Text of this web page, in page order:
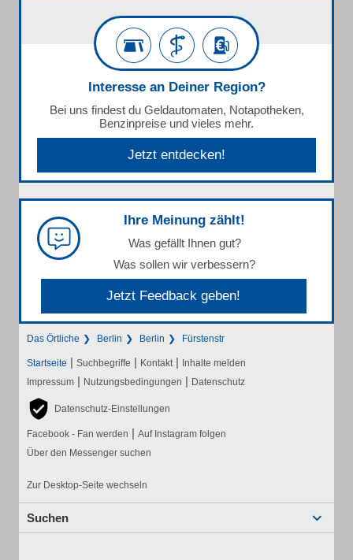
Interesse an Deiner Region?
Bei uns findest du Geldautomaten, Notapotheken,
Benzinpreise und vieles mehr.
Jetzt entdecken!
Ihre Meinung zählt!
Was gefällt Ihnen gut?
Was sollen wir verbessern?
Jetzt Feedback geben!
Das Örtliche Berlin Berlin Fürstenstr
Startseite | Suchbegriffe | Kontakt | Inhalte melden
Impressum | Nutzungsbedingungen | Datenschutz
Datenschutz-Einstellungen
Facebook - Fan werden | Auf Instagram folgen
Über den Messenger suchen
Zur Desktop-Seite wechseln
Suchen